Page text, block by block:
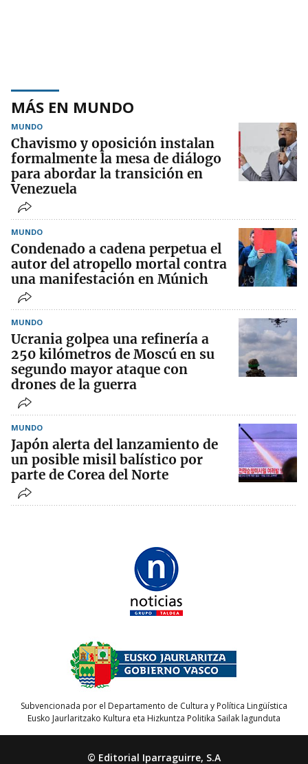
MÁS EN MUNDO
MUNDO
Chavismo y oposición instalan
formalmente la mesa de diálogo
para abordar la transición en
Venezuela
MUNDO
Condenado a cadena perpetua el
autor del atropello mortal contra
una manifestación en Múnich
MUNDO
Ucrania golpea una refinería a
250 kilómetros de Moscú en su
segundo mayor ataque con
drones de la guerra
MUNDO
Japón alerta del lanzamiento de
un posible misil balístico por
parte de Corea del Norte
Subvencionada por el Departamento de Cultura y Política Lingüística
Eusko Jaurlaritzako Kultura eta Hizkuntza Politika Sailak lagunduta
© Editorial Iparraguirre, S.A